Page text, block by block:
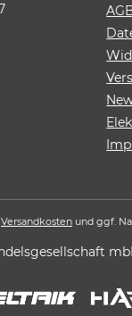
Versandkosten und ggf.